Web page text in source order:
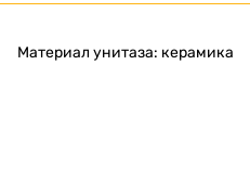
Материал унитаза: керамика